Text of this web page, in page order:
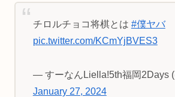
チロルチョコ将棋とは #僕ヤバ
pic.twitter.com/KCmYjBVES3
— すーなんLiella!5th福岡2Days
January 27, 2024